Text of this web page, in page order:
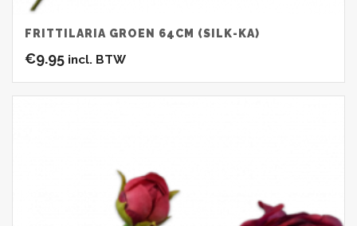
FRITTILARIA GROEN 64CM (SILK-KA)
€9.95 incl. BTW